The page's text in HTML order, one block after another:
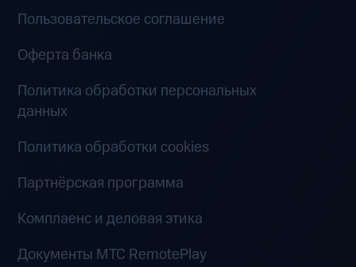
Пользовательское соглашение
Оферта банка
Политика обработки персональных
данных
Политика обработки cookies
Партнёрская программа
Комплаенс и деловая этика
Документы MTC RemotePlay